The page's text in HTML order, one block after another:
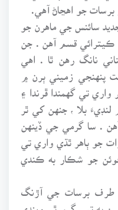
جو اهڃاڻ آهي.
سائنس جي ماهرن جو
ڪيترائي قسم آهن . جن
نانگ رهن ٿا . اهي
پنهنجي زميني ٻرن ۾
تي گهمندا ڦرندا ۽
بلا ، جنهن کي ٿر
آهن . سا گرمي جي ڏينهن
جو ٻاهر ٿڌي واري تي
جو شڪار به ڪندي
برسات جي آڙنگ
به تپي گرم ٿي ويندي